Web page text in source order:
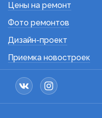
Цены на ремонт
Фото ремонтов
Дизайн-проект
Приемка новостроек